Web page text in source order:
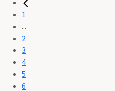
1
...
2
3
4
5
6